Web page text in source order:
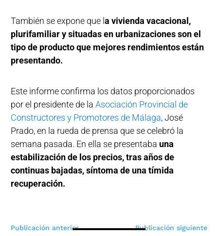
También se expone que la vivienda vacacional,
plurifamiliar y situadas en urbanizaciones son el
tipo de producto que mejores rendimientos están
presentando.
Este informe confirma los datos proporcionados
por el presidente de laAsociación Provincial de
Constructores y Promotores de Málaga, José
Prado, en la rueda de prensa que se celebró la
semana pasada. En ella se presentaba una
estabilización de los precios, tras años de
continuas bajadas, síntoma de una tímida
recuperación.
Navegación
Publicación anterior Publicación siguiente